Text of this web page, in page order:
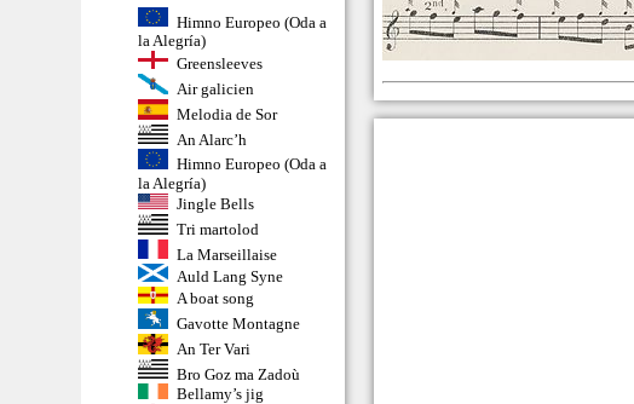
Himno Europeo (Oda a
la Alegría)
Greensleeves
Air galicien
Melodia de Sor
An Alarc’h
Himno Europeo (Oda a
la Alegría)
Jingle Bells
Tri martolod
La Marseillaise
Auld Lang Syne
A boat song
Gavotte Montagne
An Ter Vari
Bro Goz ma Zadoù
Bellamy’s jig